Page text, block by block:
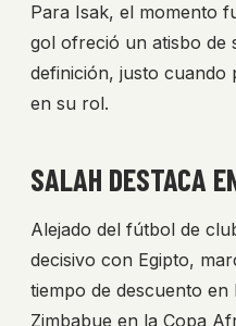
Para Isak, el momento
gol ofreció un atisbo de
definición, justo cuando
en su rol.
SALAH DESTACA
Alejado del fútbol de
decisivo con Egipto,
tiempo de descuento
Zimbabue en la Copa